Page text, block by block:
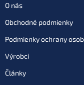
O nás
Obchodné podmienky
Podmienky ochrany
Výrobci
Články